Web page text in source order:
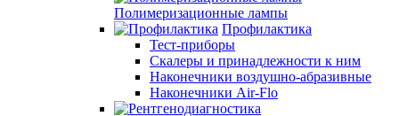
Полимеризационные лампы
Профилактика
Тест-приборы
Скалеры и принадлежности к ним
Наконечники воздушно-абразивные
Наконечники Air-Flo